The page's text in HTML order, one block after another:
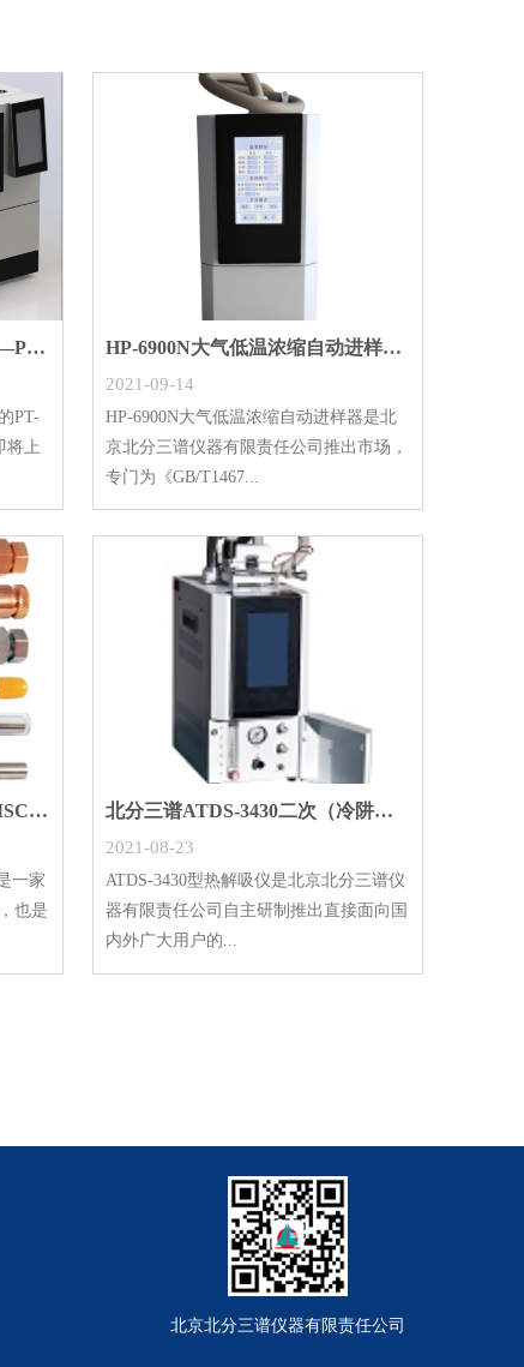
以优秀新品，献礼建党百年——PT-80A固液一体全
PT-
将上
HP-6900N大气低温浓缩自动进样器新品上市
2021-09-14
HP-6900N大气低温浓缩自动进样器是北
京北分三谱仪器有限责任公司推出市场，
专门为《GB/T1467...
北分三谱正式代理（美国CAMSCO热脱附管）色谱配
一家
也是
北分三谱ATDS-3430二次（冷阱）热解吸仪新品上市
2021-08-23
ATDS-3430型热解吸仪是北京北分三谱仪
器有限责任公司自主研制推出直接面向国
内外广大用户的...
北京北分三谱仪器有限责任公司